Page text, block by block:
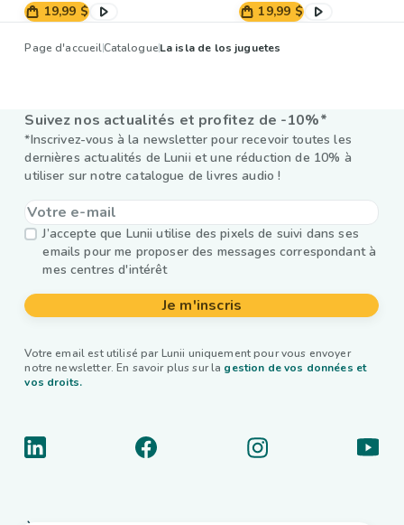
19,99 $
19,99 $
Page d'accueilCatalogueLa isla de los juguetes
Suivez nos actualités et profitez de -10%*
*Inscrivez-vous à la newsletter pour recevoir toutes les
dernières actualités de Lunii et une réduction de 10% à
utiliser sur notre catalogue de livres audio !
J’accepte que Lunii utilise des pixels de suivi dans ses
emails pour me proposer des messages correspondant à
mes centres d'intérêt
Je m'inscris
Votre email est utilisé par Lunii uniquement pour vous envoyer
notre newsletter. En savoir plus sur la gestion de vos données et
vos droits.